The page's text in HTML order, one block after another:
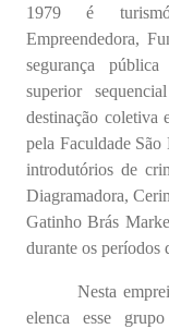
1979 é
Empreendedora,
segurança
superior
destinação coletiva
pela Faculdade São
introdutórios de
Diagramadora,
Gatinho Brás
durante os períodos
Nesta
elenca esse